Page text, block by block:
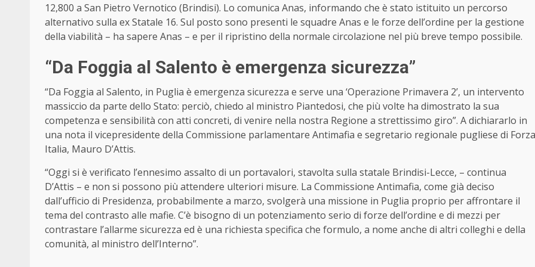
12,800 a San Pietro Vernotico (Brindisi). Lo comunica Anas, informando che è stato istituito un percorso
alternativo sulla ex Statale 16. Sul posto sono presenti le squadre Anas e le forze dell’ordine per la gestione
della viabilità – ha sapere Anas – e per il ripristino della normale circolazione nel più breve tempo possibile.
“Da Foggia al Salento è emergenza sicurezza”
“Da Foggia al Salento, in Puglia è emergenza sicurezza e serve una ‘Operazione Primavera 2’, un intervento
massiccio da parte dello Stato: perciò, chiedo al ministro Piantedosi, che più volte ha dimostrato la sua
competenza e sensibilità con atti concreti, di venire nella nostra Regione a strettissimo giro”. A dichiararlo in
una nota il vicepresidente della Commissione parlamentare Antimafia e segretario regionale pugliese di Forza
Italia, Mauro D’Attis.
“Oggi si è verificato l’ennesimo assalto di un portavalori, stavolta sulla statale Brindisi-Lecce, – continua
D’Attis – e non si possono più attendere ulteriori misure. La Commissione Antimafia, come già deciso
dall’ufficio di Presidenza, probabilmente a marzo, svolgerà una missione in Puglia proprio per affrontare il
tema del contrasto alle mafie. C’è bisogno di un potenziamento serio di forze dell’ordine e di mezzi per
contrastare l’allarme sicurezza ed è una richiesta specifica che formulo, a nome anche di altri colleghi e della
comunità, al ministro dell’Interno”.